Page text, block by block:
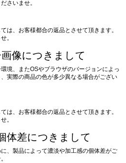
さいませ。
は、お客様都合の返品とさせて頂きます。
。
像につきまして
境、またOSやブラウザのバージョンによっ
実際の商品の色が多少異なる場合がござい
は、お客様都合の返品とさせて頂きます。
。
体差につきまして
、製品によって濃淡や加工感の個体差がご